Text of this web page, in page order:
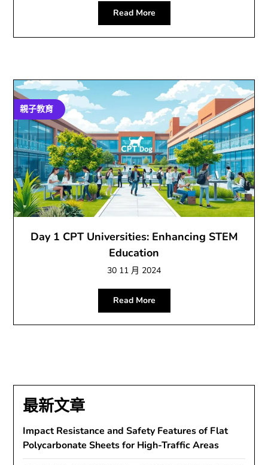
Read More
親子教育
Day 1 CPT Universities: Enhancing STEM
Education
30 11 月 2024
Read More
最新文章
Impact Resistance and Safety Features of Flat
Polycarbonate Sheets for High-Traffic Areas